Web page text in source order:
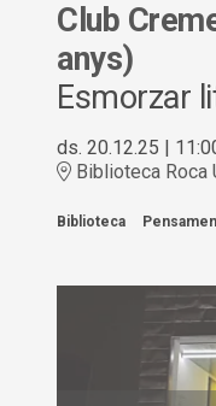
Club
anys)
Esmorzar
ds. 20.12.25
Biblioteca Roca
Biblioteca